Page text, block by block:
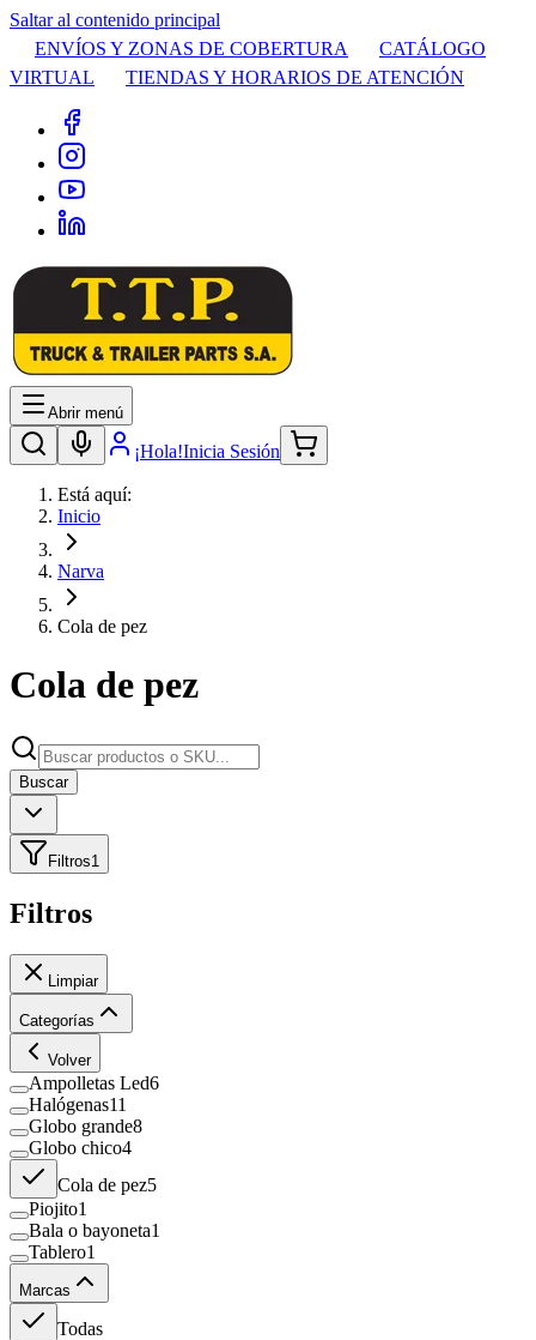
Saltar al contenido principal
ENVÍOS Y ZONAS DE COBERTURA
CATÁLOGO
VIRTUAL
TIENDAS Y HORARIOS DE ATENCIÓN
Abrir menú
¡Hola!Inicia Sesión
Está aquí:
Inicio
Narva
Cola de pez
Cola de pez
Buscar
Filtros1
Filtros
Limpiar
Categorías
Volver
Ampolletas Led6
Halógenas11
Globo grande8
Globo chico4
Cola de pez5
Piojito1
Bala o bayoneta1
Tablero1
Marcas
Todas